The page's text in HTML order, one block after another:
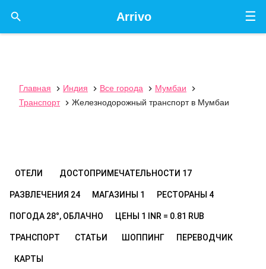
☰
Arrivo

Главная  Индия  Все города  Мумбаи

Транспорт
 Железнодорожный транспорт в Мумбаи
ОТЕЛИ ДОСТОПРИМЕЧАТЕЛЬНОСТИ 17
РАЗВЛЕЧЕНИЯ 24 МАГАЗИНЫ 1 РЕСТОРАНЫ 4
ПОГОДА 28°, ОБЛАЧНО ЦЕНЫ 1 INR = 0.81 RUB
ТРАНСПОРТ СТАТЬИ ШОППИНГ ПЕРЕВОДЧИК
КАРТЫ